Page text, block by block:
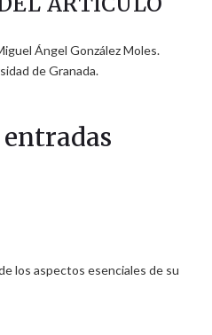
Ángel González Moles.
de Granada.